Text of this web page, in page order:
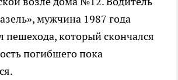
мужчина 1987 года
пешехода, который скончался
погибшего пока